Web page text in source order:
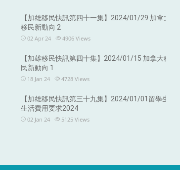
【加雄移民快訊第四十一集】2024/01/29 加拿大
移民新動向 2
02 Apr 24 4906 Views
【加雄移民快訊第四十集】2024/01/15 加拿大移
民新動向 1
18 Jan 24 4728 Views
【加雄移民快訊第三十九集】2024/01/01留學生
生活費用要求2024
02 Jan 24 5125 Views